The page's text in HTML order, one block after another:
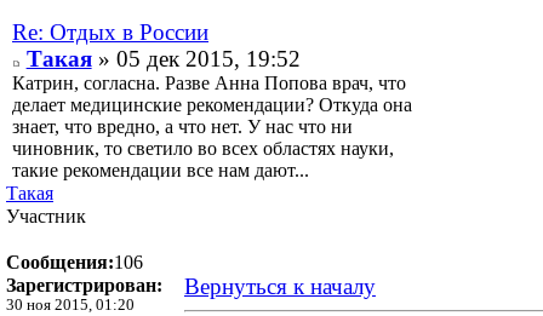
Re: Отдых в России
Такая» 05 дек 2015, 19:52
Катрин, согласна. Разве Анна Попова врач, что
делает медицинские рекомендации? Откуда она
знает, что вредно, а что нет. У нас что ни
чиновник, то светило во всех областях науки,
такие рекомендации все нам дают...
Такая
Участник
Сообщения:106
Зарегистрирован:
30 ноя 2015, 01:20
Вернуться к началу